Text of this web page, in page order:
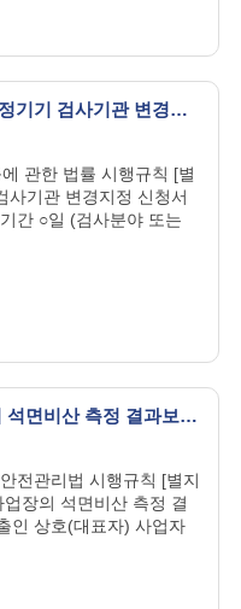
[정도검사·검정]환경측정기기 검사기관 변경지정 신청서
관한 법률 시행규칙 [별
사기관 변경지정 신청서
간 ○일 (검사분야 또는
석면해체제거 사업장의 석면비산 측정 결과보고서
전관리법 시행규칙 [별지
장의 석면비산 측정 결
인 상호(대표자) 사업자